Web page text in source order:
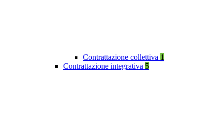
Contrattazione collettiva 1
Contrattazione integrativa 5